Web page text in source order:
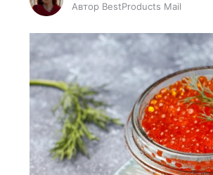
Автор BestProducts Mail